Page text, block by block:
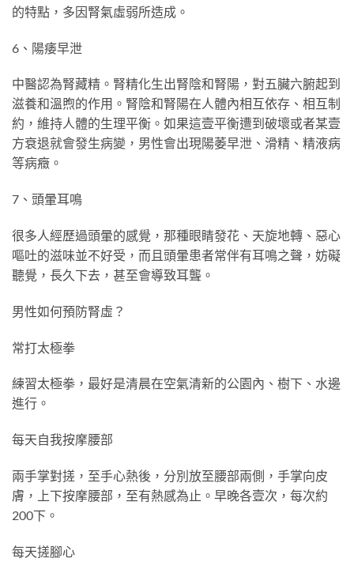
的特點，多因腎氣虛弱所造成。
6、陽痿早泄
中醫認為腎藏精。腎精化生出腎陰和腎陽，對五臟六腑起到
滋養和溫煦的作用。腎陰和腎陽在人體內相互依存、相互制
約，維持人體的生理平衡。如果這壹平衡遭到破壞或者某壹
方衰退就會發生病變，男性會出現陽萎早泄、滑精、精液病
等病癥。
7、頭暈耳鳴
很多人經歷過頭暈的感覺，那種眼睛發花、天旋地轉、惡心
嘔吐的滋味並不好受，而且頭暈患者常伴有耳鳴之聲，妨礙
聽覺，長久下去，甚至會導致耳聾。
男性如何預防腎虛？
常打太極拳
練習太極拳，最好是清晨在空氣清新的公園內、樹下、水邊
進行。
每天自我按摩腰部
兩手掌對搓，至手心熱後，分別放至腰部兩側，手掌向皮
膚，上下按摩腰部，至有熱感為止。早晚各壹次，每次約
200下。
每天搓腳心